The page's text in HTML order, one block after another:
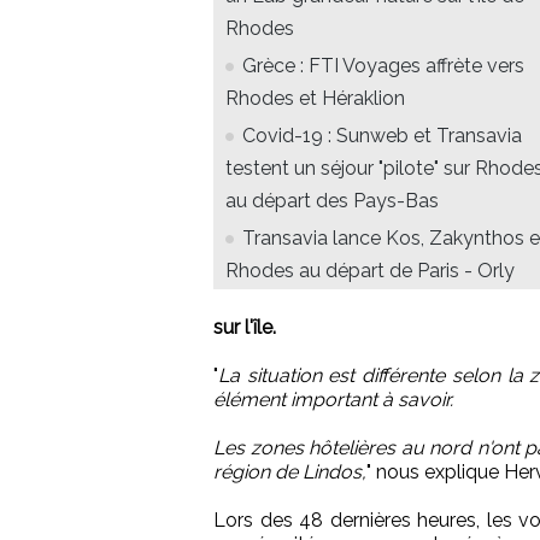
Rhodes
Grèce : FTI Voyages affrète vers
Rhodes et Héraklion
Covid-19 : Sunweb et Transavia
testent un séjour "pilote" sur
au départ des Pays-Bas
Transavia lance Kos, Zakynthos
Rhodes au départ de Paris - Orly
sur l'île.
"La situation est différente selon la
élément important à savoir.
Les zones hôtelières au nord n'ont
région de Lindos," nous explique
Lors des 48 dernières heures, les